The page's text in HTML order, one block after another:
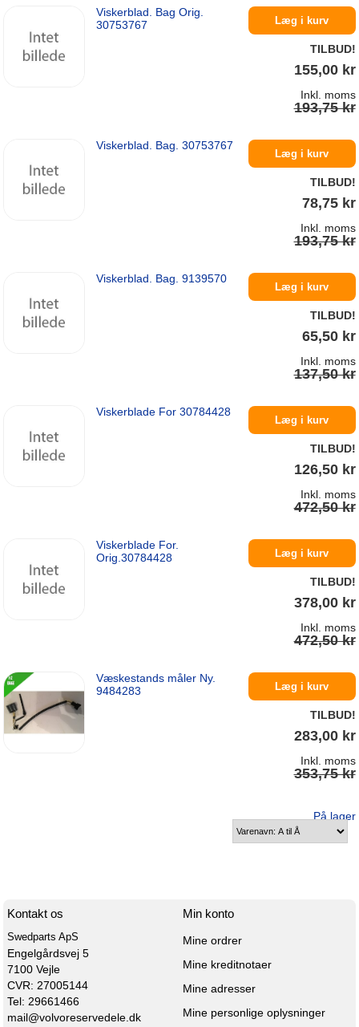
På lager
Viskerblad. Bag Orig.
30753767
Læg i kurv
TILBUD!
155,00 kr
Inkl. moms
193,75 kr
På lager
Viskerblad. Bag. 30753767
Læg i kurv
TILBUD!
78,75 kr
Inkl. moms
193,75 kr
På lager
Viskerblad. Bag. 9139570
Læg i kurv
TILBUD!
65,50 kr
Inkl. moms
137,50 kr
På lager
Viskerblade For 30784428
Læg i kurv
TILBUD!
126,50 kr
Inkl. moms
472,50 kr
På lager
Viskerblade For.
Orig.30784428
Læg i kurv
TILBUD!
378,00 kr
Inkl. moms
472,50 kr
På lager
Væskestands måler Ny.
9484283
Læg i kurv
TILBUD!
283,00 kr
Inkl. moms
353,75 kr
På lager
Kontakt os
Swedparts ApS
Engelgårdsvej 5
7100 Vejle
CVR: 27005144
Tel: 29661466
mail@volvoreservedele.dk
Min konto
Mine ordrer
Mine kreditnotaer
Mine adresser
Mine personlige oplysninger